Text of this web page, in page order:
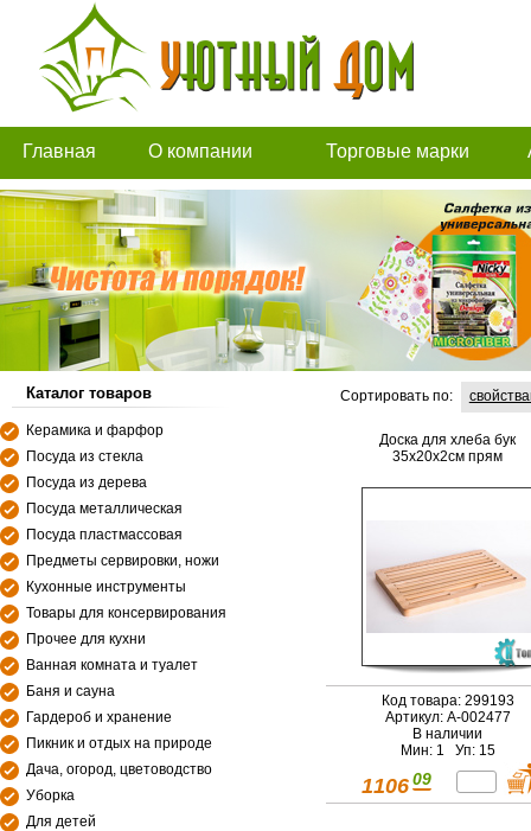
Главная О компании Торговые марки
Каталог товаров
Керамика и фарфор
Посуда из стекла
Посуда из дерева
Посуда металлическая
Посуда пластмассовая
Предметы сервировки, ножи
Кухонные инструменты
Товары для консервирования
Прочее для кухни
Ванная комната и туалет
Баня и сауна
Гардероб и хранение
Пикник и отдых на природе
Дача, огород, цветоводство
Уборка
Для детей
Сортировать по:
Доска для хлеба бук
35x20x2см прям
Код товара: 299193
Артикул: А-002477
В наличии
Мин: 1 Уп: 15
1106 09